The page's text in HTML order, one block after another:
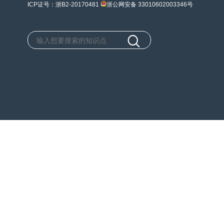
ICP证号：浙B2-20170481
浙公网安备 33010602003346号